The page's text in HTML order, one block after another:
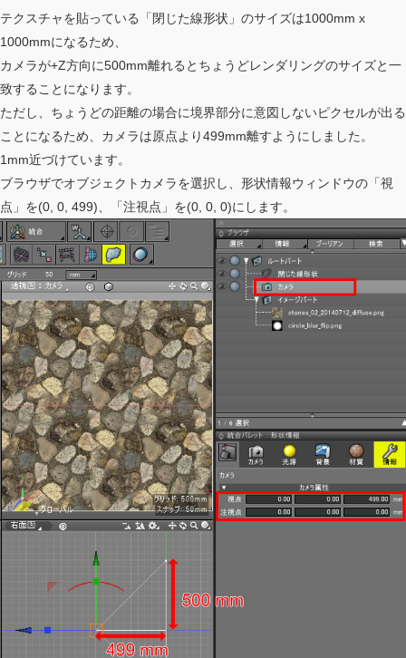
テクスチャを貼っている「閉じた線形状」のサイズは1000mm x
1000mmになるため、
カメラが+Z方向に500mm離れるとちょうどレンダリングのサイズと一
致することになります。
ただし、ちょうどの距離の場合に境界部分に意図しないピクセルが出る
ことになるため、カメラは原点より499mm離すようにしました。
1mm近づけています。
ブラウザでオブジェクトカメラを選択し、形状情報ウィンドウの「視
点」を(0, 0, 499)、「注視点」を(0, 0, 0)にします。